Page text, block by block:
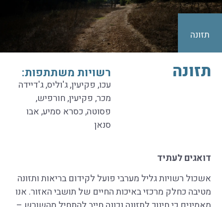
תזונה
תזונה רשויות משתתפות:
עכו, פקיעין, ג'וליס, ג'דיידה
מכר, פקיעין, חורפיש,
פסוטה, כסרא סמיע, אבו
סנאן
דואגים לעתיד
אשכול רשויות גליל מערבי פועל לקידום בריאות ותזונה
מטיבה כחלק מרכזי באיכות החיים של תושבי האזור. אנו